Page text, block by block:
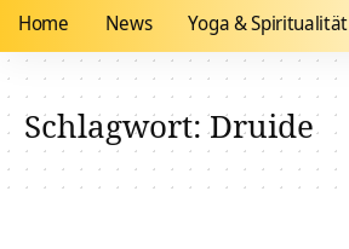
Home News Yoga & Spiritualität
Schlagwort:Druide